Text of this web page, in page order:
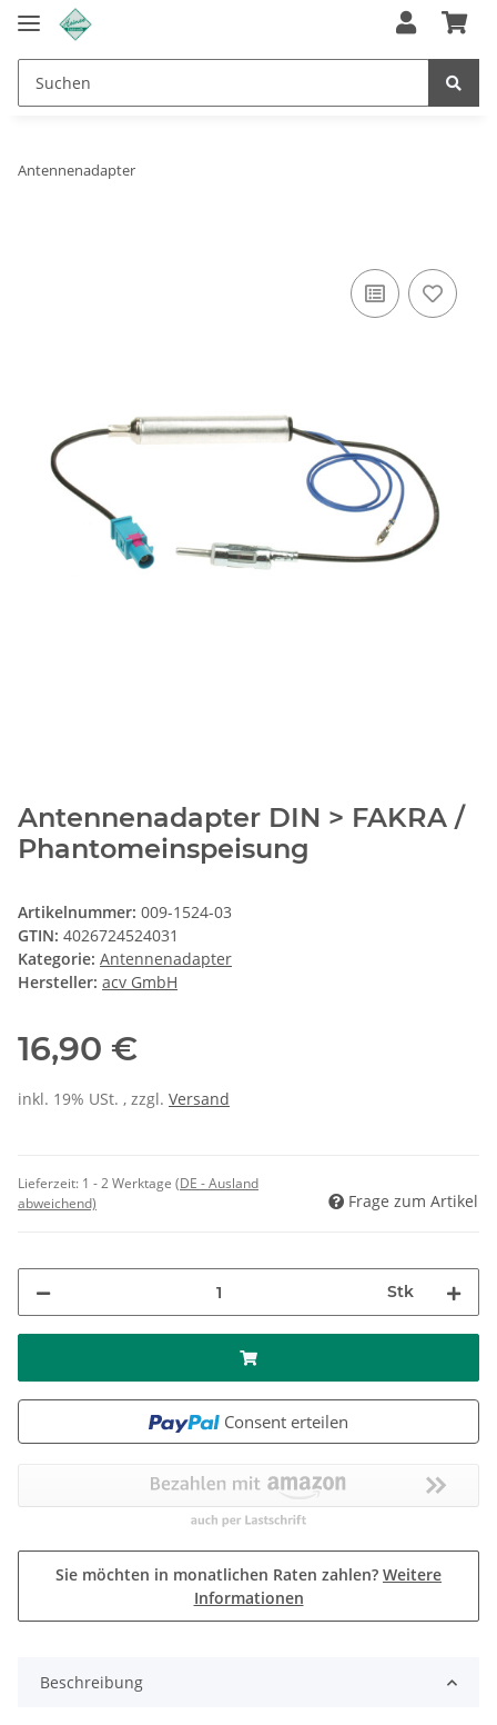
Antennenadapter
Antennenadapter DIN > FAKRA /
Phantomeinspeisung
Artikelnummer: 009-1524-03
GTIN: 4026724524031
Kategorie: Antennenadapter
Hersteller: acv GmbH
16,90 €
inkl. 19% USt. , zzgl. Versand
Lieferzeit: 1 - 2 Werktage (DE - Ausland
abweichend)
Frage zum Artikel
Stk
Consent erteilen
Sie möchten in monatlichen Raten zahlen? Weitere
Informationen
Beschreibung